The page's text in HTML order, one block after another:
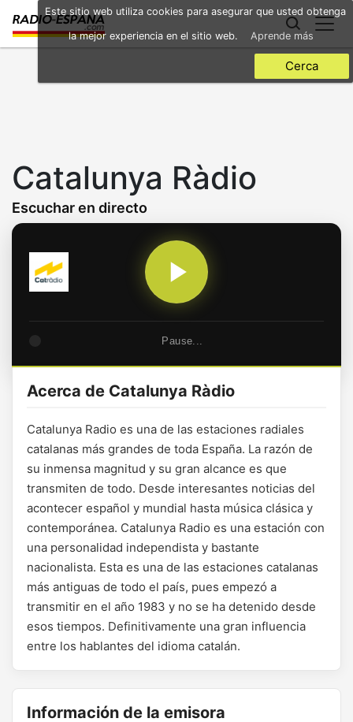
main
Catalunya Ràdio
Escuchar en directo
Pause...
Acerca de Catalunya Ràdio
Catalunya Radio es una de las estaciones radiales
catalanas más grandes de toda España. La razón de
su inmensa magnitud y su gran alcance es que
transmiten de todo. Desde interesantes noticias del
acontecer español y mundial hasta música clásica y
contemporánea. Catalunya Radio es una estación con
una personalidad independista y bastante
nacionalista. Esta es una de las estaciones catalanas
más antiguas de todo el país, pues empezó a
transmitir en el año 1983 y no se ha detenido desde
esos tiempos. Definitivamente una gran influencia
entre los hablantes del idioma catalán.
Información de la emisora
Este sitio web utiliza cookies para asegurar que usted obtenga
la mejor experiencia en el sitio web. Aprende más
Cerca